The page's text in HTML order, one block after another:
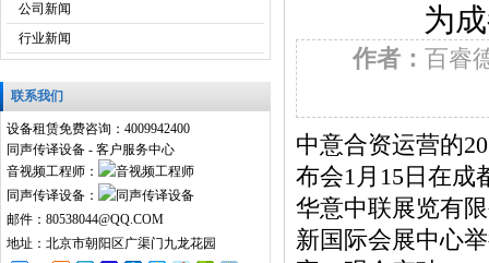
公司新闻
行业新闻
联系我们
设备租赁免费咨询：4009942400
同声传译设备 - 客户服务中心
音视频工程师：
同声传译设备：
邮件：80538044@QQ.COM
地址：北京市朝阳区广渠门九龙花园
为
作者： 百
中意合资运营的
布会1月15日在成
华意中联展览有
新国际会展中心